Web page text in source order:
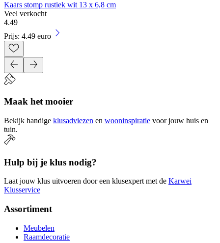
Kaars stomp rustiek wit 13 x 6,8 cm
Veel verkocht
4.49
Prijs: 4.49 euro
Maak het mooier
Bekijk handige klusadviezen en wooninspiratie voor jouw huis en
tuin.
Hulp bij je klus nodig?
Laat jouw klus uitvoeren door een klusexpert met de Karwei
Klusservice
Assortiment
Meubelen
Raamdecoratie